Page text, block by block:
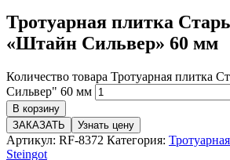
Тротуарная плитка
«Штайн Сильвер» 60 мм
Количество товара Тротуарная плитка
Сильвер" 60 мм
В корзину
ЗАКАЗАТЬ
Узнать цену
Артикул: RF-8372 Категория:
Steingot